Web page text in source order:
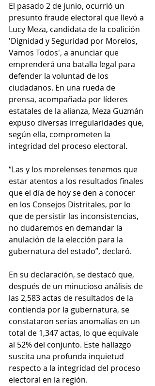
El pasado 2 de junio, ocurrió un
presunto fraude electoral que llevó a
Lucy Meza, candidata de la coalición
'Dignidad y Seguridad por Morelos,
Vamos Todos', a anunciar que
emprenderá una batalla legal para
defender la voluntad de los
ciudadanos. En una rueda de
prensa, acompañada por líderes
estatales de la alianza, Meza Guzmán
expuso diversas irregularidades que,
según ella, comprometen la
integridad del proceso electoral.
“Las y los morelenses tenemos que
estar atentos a los resultados finales
que el día de hoy se den a conocer
en los Consejos Distritales, por lo
que de persistir las inconsistencias,
no dudaremos en demandar la
anulación de la elección para la
gubernatura del estado”, declaró.
En su declaración, se destacó que,
después de un minucioso análisis de
las 2,583 actas de resultados de la
contienda por la gubernatura, se
constataron serias anomalías en un
total de 1,347 actas, lo que equivale
al 52% del conjunto. Este hallazgo
suscita una profunda inquietud
respecto a la integridad del proceso
electoral en la región.